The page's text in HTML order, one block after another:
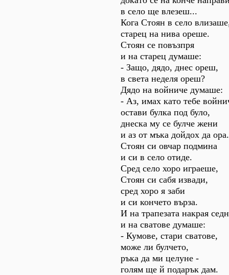
в село ще влезеш...
Кога Стоян в село
старец на нива ореше.
Стоян се повъзпря
и на старец думаше:
- Защо, дядо, днес ореш,
в света неделя ореш?
Дядо на войниче думаше:
- Аз, имах като тебе
остави булка под було,
днеска му се булче жени
и аз от мъка дойдох да
Стоян си овчар подмина
и си в село отиде.
Сред село хоро играеше,
Стоян си сабя извади,
сред хоро я заби
и си кончето върза.
И на трапезата накрая
и на сватове думаше:
- Кумове, стари сватове,
може ли булчето,
ръка да ми целуне -
голям ще й подарък дам.